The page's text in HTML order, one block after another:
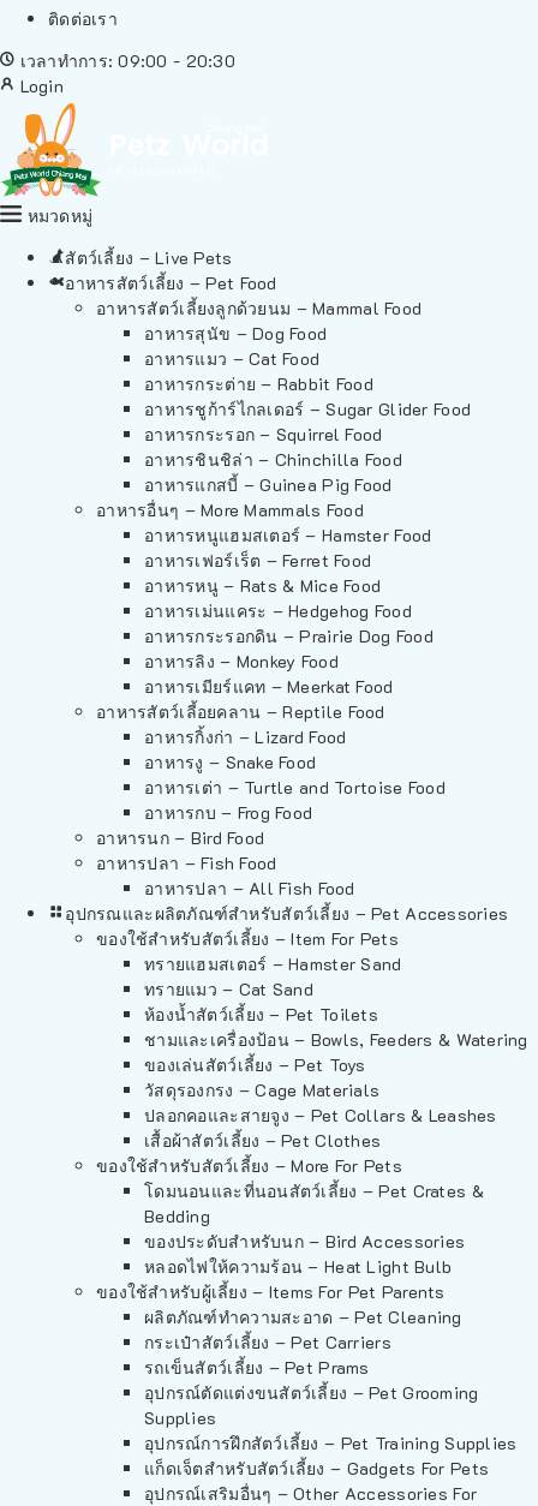
ติดต่อเรา
เวลาทำการ: 09:00 - 20:30
Login
หมวดหมู่
สัตว์เลี้ยง – Live Pets
อาหารสัตว์เลี้ยง – Pet Food
อาหารสัตว์เลี้ยงลูกด้วยนม – Mammal Food
อาหารสุนัข – Dog Food
อาหารแมว – Cat Food
อาหารกระต่าย – Rabbit Food
อาหารชูก้าร์ไกลเดอร์ – Sugar Glider Food
อาหารกระรอก – Squirrel Food
อาหารชินชิล่า – Chinchilla Food
อาหารแกสบี้ – Guinea Pig Food
อาหารอื่นๆ – More Mammals Food
อาหารหนูแฮมสเตอร์ – Hamster Food
อาหารเฟอร์เร็ต – Ferret Food
อาหารหนู – Rats & Mice Food
อาหารเม่นแคระ – Hedgehog Food
อาหารกระรอกดิน – Prairie Dog Food
อาหารลิง – Monkey Food
อาหารเมียร์แคท – Meerkat Food
อาหารสัตว์เลี้อยคลาน – Reptile Food
อาหารกิ้งก่า – Lizard Food
อาหารงู – Snake Food
อาหารเต่า – Turtle and Tortoise Food
อาหารกบ – Frog Food
อาหารนก – Bird Food
อาหารปลา – Fish Food
อาหารปลา – All Fish Food
อุปกรณและผลิตภัณฑ์สำหรับสัตว์เลี้ยง – Pet Accessories
ของใช้สำหรับสัตว์เลี้ยง – Item For Pets
ทรายแฮมสเตอร์ – Hamster Sand
ทรายแมว – Cat Sand
ห้องน้ำสัตว์เลี้ยง – Pet Toilets
ชามและเครื่องป้อน – Bowls, Feeders & Watering
ของเล่นสัตว์เลี้ยง – Pet Toys
วัสดุรองกรง – Cage Materials
ปลอกคอและสายจูง – Pet Collars & Leashes
เสื้อผ้าสัตว์เลี้ยง – Pet Clothes
ของใช้สำหรับสัตว์เลี้ยง – More For Pets
โดมนอนและที่นอนสัตว์เลี้ยง – Pet Crates &
Bedding
ของประดับสำหรับนก – Bird Accessories
หลอดไฟให้ความร้อน – Heat Light Bulb
ของใช้สำหรับผู้เลี้ยง – Items For Pet Parents
ผลิตภัณฑ์ทำความสะอาด – Pet Cleaning
กระเป๋าสัตว์เลี้ยง – Pet Carriers
รถเข็นสัตว์เลี้ยง – Pet Prams
อุปกรณ์ตัดแต่งขนสัตว์เลี้ยง – Pet Grooming
Supplies
อุปกรณ์การฝึกสัตว์เลี้ยง – Pet Training Supplies
แก็ดเจ็ตสำหรับสัตว์เลี้ยง – Gadgets For Pets
อุปกรณ์เสริมอื่นๆ – Other Accessories For